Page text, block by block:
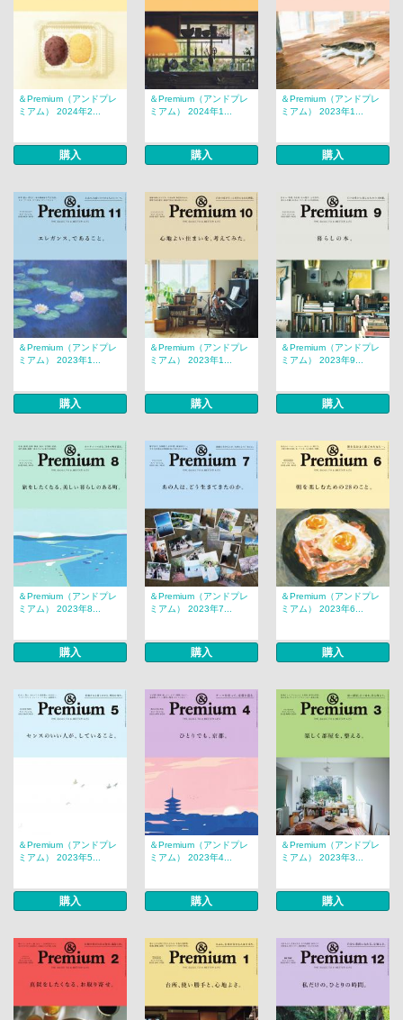
＆Premium（アンドプレ
ミアム） 2024年2...
購入
＆Premium（アンドプレ
ミアム） 2024年1...
購入
＆Premium（アンドプレ
ミアム） 2023年1...
購入
＆Premium（アンドプレ
ミアム） 2023年1...
購入
＆Premium（アンドプレ
ミアム） 2023年1...
購入
＆Premium（アンドプレ
ミアム） 2023年9...
購入
＆Premium（アンドプレ
ミアム） 2023年8...
購入
＆Premium（アンドプレ
ミアム） 2023年7...
購入
＆Premium（アンドプレ
ミアム） 2023年6...
購入
＆Premium（アンドプレ
ミアム） 2023年5...
購入
＆Premium（アンドプレ
ミアム） 2023年4...
購入
＆Premium（アンドプレ
ミアム） 2023年3...
購入